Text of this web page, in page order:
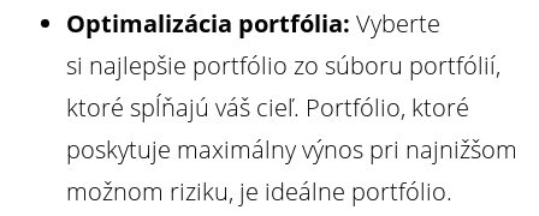
Optimalizácia portfólia: Vyberte
si najlepšie portfólio zo súboru portfólií,
ktoré spĺňajú váš cieľ. Portfólio, ktoré
poskytuje maximálny výnos pri najnižšom
možnom riziku, je ideálne portfólio.